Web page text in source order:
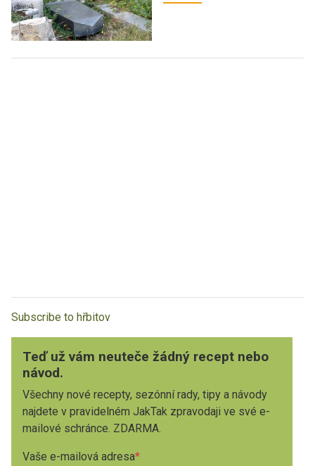
Subscribe to hřbitov
Teď už vám neuteče žádný recept nebo
návod.
Všechny nové recepty, sezónní rady, tipy a návody
najdete v pravidelném JakTak zpravodaji ve své e-
mailové schránce. ZDARMA.
Vaše e-mailová adresa